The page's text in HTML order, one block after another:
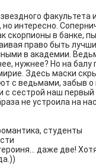
факультета
интересно.
скорпионы в банке,
право быть
в академии.
нужнее? Но на балу
Здесь маски
с ведьмами, забыв о
сестрой наш первый
не устроила на
студенты
даже две!